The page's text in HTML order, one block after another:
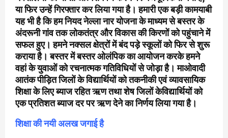
या फिर उन्हें गिरफ्तार कर लिया गया है। हमारी एक बड़ी कामयाबी
यह भी है कि हम नियद नेल्ला नार योजना के माध्यम से बस्तर के
अंदरूनी गांव तक लोकतंत्र और विकास की किरणों को पहुंचाने में
सफल हुए। हमने नक्सल क्षेत्रों में बंद पड़े स्कूलों को फिर से शुरू
कराया है। बस्तर में बस्तर ओलंपिक का आयोजन करके हमने
वहां के युवाओं को रचनात्मक गतिविधियों से जोड़ा है। माओवादी
आतंक पीड़ित जिलों के विद्यार्थियों को तकनीकी एवं व्यावसायिक
शिक्षा के लिए ब्याज रहित ऋण तथा शेष जिलों केविद्यार्थियों को
एक प्रतिशत ब्याज दर पर ऋण देने का निर्णय लिया गया है।
शिक्षा की नयी अलख जगाई है